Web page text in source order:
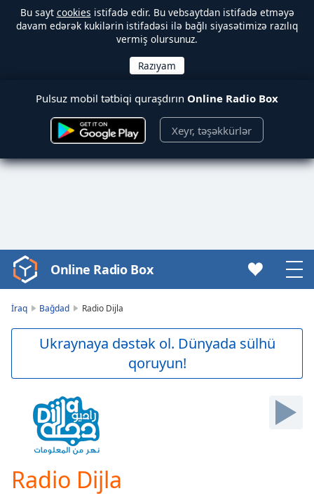
Bu sayt cookies istifadə edir. Bu vebsaytdan istifadə etməyə
davam edərək kukilərin istifadəsi ilə bağlı siyasətimizə razılıq
vermiş olursunuz.
Pulsuz mobil tətbiqi quraşdırın Online Radio Box
Xeyr, təşəkkürlər
Video
Player
Skip
Forward
Current
Online Radio Box
İraq Bağdad Radio Dijla
Ukraynaya dəstək ol. Dünyada sülhü
qoruyun!
Radio Dijla